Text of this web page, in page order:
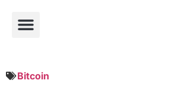
Bitcoin